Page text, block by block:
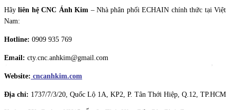
Hãyliên hệ CNC Ánh Kim – Nhà phân phối ECHAIN chính thức tại Việt
Nam:
Hotline: 0909 935 769
Email: cty.cnc.anhkim@gmail.com
Website: cncanhkim.com
Địa chỉ: 1737/7/3/20, Quốc Lộ 1A, KP2, P. Tân Thới Hiệp, Q.12, TP.HCM